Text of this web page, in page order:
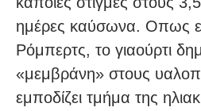
ημέρες καύσωνα. Οπως
Ρόμπερτς, το γιαούρτι
«μεμβράνη» στους
εμποδίζει τμήμα της